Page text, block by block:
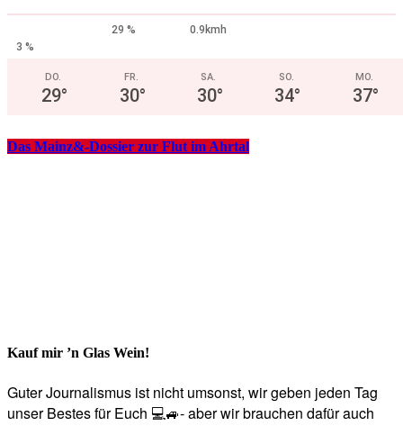
29 %
0.9kmh
3 %
DO.
29°
FR.
30°
SA.
30°
SO.
34°
MO.
37°
Das Mainz&-Dossier zur Flut im Ahrtal
Kauf mir ’n Glas Wein!
Guter Journalismus ist nicht umsonst, wir geben jeden Tag
unser Bestes für Euch 💻🚙- aber wir brauchen dafür auch